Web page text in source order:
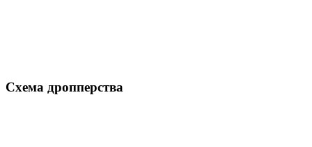
Схема дропперства